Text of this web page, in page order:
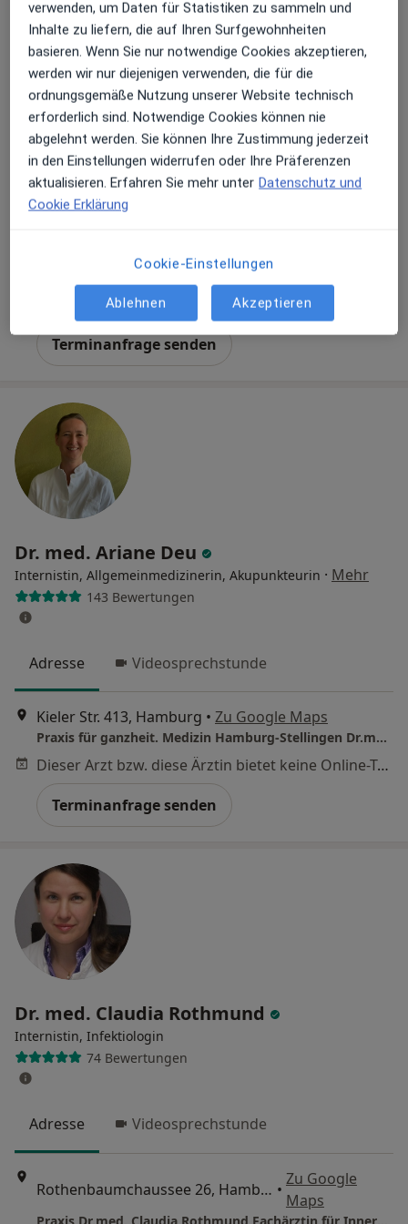
Dr. med. Maximilian Graunke
Internist, Allgemeinmediziner, Hausarzt·Mehr
101 Bewertungen
Terminanfrage senden
Dr. med. Ariane Deu
Internistin, Allgemeinmedizinerin, Akupunkteurin · Mehr
143 Bewertungen
Adresse Videosprechstunde
Kieler Str. 413, Hamburg • Zu Google Maps
Praxis für ganzheit. Medizin Hamburg-Stellingen Dr.med. Ariane Deu und Christian Kuschel
Dieser Arzt bzw. diese Ärztin bietet keine Online-Terminbuchung an diesem Standort an.
Terminanfrage senden
Dr. med. Claudia Rothmund
Internistin, Infektiologin
74 Bewertungen
Adresse Videosprechstunde
Rothenbaumchaussee 26, Hamburg •
Zu Google
Maps
verwenden, um Daten für Statistiken zu sammeln und
Inhalte zu liefern, die auf Ihren Surfgewohnheiten
basieren. Wenn Sie nur notwendige Cookies akzeptieren,
werden wir nur diejenigen verwenden, die für die
ordnungsgemäße Nutzung unserer Website technisch
erforderlich sind. Notwendige Cookies können nie
abgelehnt werden. Sie können Ihre Zustimmung jederzeit
in den Einstellungen widerrufen oder Ihre Präferenzen
aktualisieren. Erfahren Sie mehr unter Datenschutz und
Cookie Erklärung
Cookie-Einstellungen
Ablehnen Akzeptieren